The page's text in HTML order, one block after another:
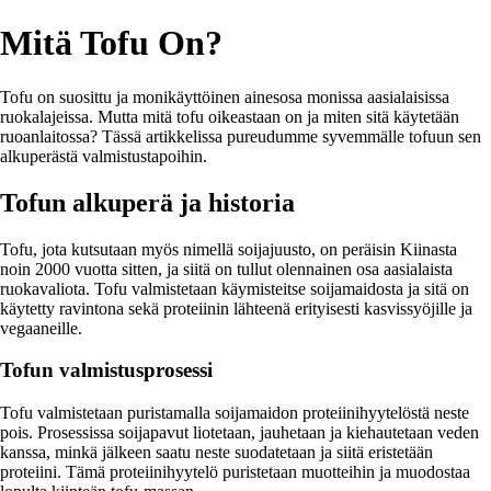
Mitä Tofu On?
Tofu on suosittu ja monikäyttöinen ainesosa monissa aasialaisissa
ruokalajeissa. Mutta mitä tofu oikeastaan on ja miten sitä käytetään
ruoanlaitossa? Tässä artikkelissa pureudumme syvemmälle tofuun sen
alkuperästä valmistustapoihin.
Tofun alkuperä ja historia
Tofu, jota kutsutaan myös nimellä soijajuusto, on peräisin Kiinasta
noin 2000 vuotta sitten, ja siitä on tullut olennainen osa aasialaista
ruokavaliota. Tofu valmistetaan käymisteitse soijamaidosta ja sitä on
käytetty ravintona sekä proteiinin lähteenä erityisesti kasvissyöjille ja
vegaaneille.
Tofun valmistusprosessi
Tofu valmistetaan puristamalla soijamaidon proteiinihyytelöstä neste
pois. Prosessissa soijapavut liotetaan, jauhetaan ja kiehautetaan veden
kanssa, minkä jälkeen saatu neste suodatetaan ja siitä eristetään
proteiini. Tämä proteiinihyytelö puristetaan muotteihin ja muodostaa